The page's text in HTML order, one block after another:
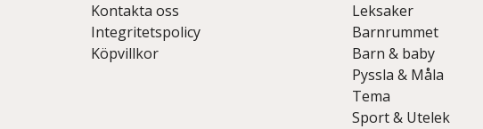
Kontakta oss
Integritetspolicy
Köpvillkor
Leksaker
Barnrummet
Barn & baby
Pyssla & Måla
Tema
Sport & Utelek